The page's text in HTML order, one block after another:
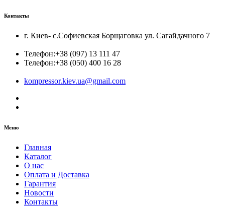
Контакты
г. Киев- с.Софиевская Борщаговка ул. Сагайдачного 7
Телефон:+38 (097) 13 111 47
Телефон:+38 (050) 400 16 28
kompressor.kiev.ua@gmail.com
Меню
Главная
Каталог
О нас
Оплата и Доставка
Гарантия
Новости
Контакты